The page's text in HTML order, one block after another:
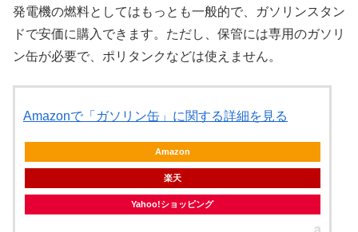
発電機の燃料としてはもっとも一般的で、ガソリンスタン
ドで安価に購入できます。ただし、保管には専用のガソリ
ン缶が必要で、ポリタンクなどは使えません。
Amazonで「ガソリン缶」に関する詳細を見る
Amazon
楽天
Yahoo!ショッピング